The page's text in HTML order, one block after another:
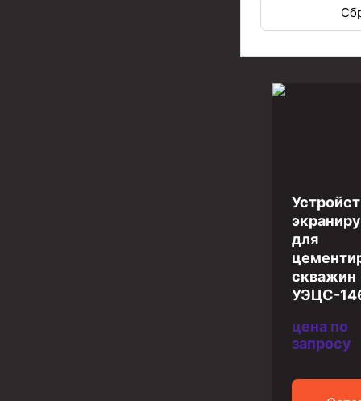
Устройство экранирующее для
Муфты ступенчатого цементирования
Скребки корончатые СК и тросовые СТ
для
скважин
УЭЦС-
цена по
запросу